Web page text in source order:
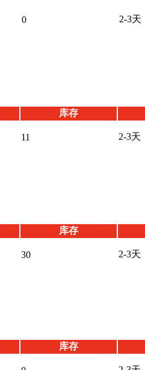
0 2-3天
库存
11 2-3天
库存
30 2-3天
库存